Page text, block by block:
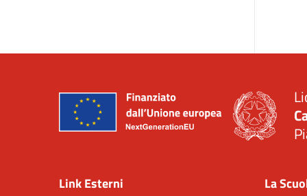
Link Esterni La